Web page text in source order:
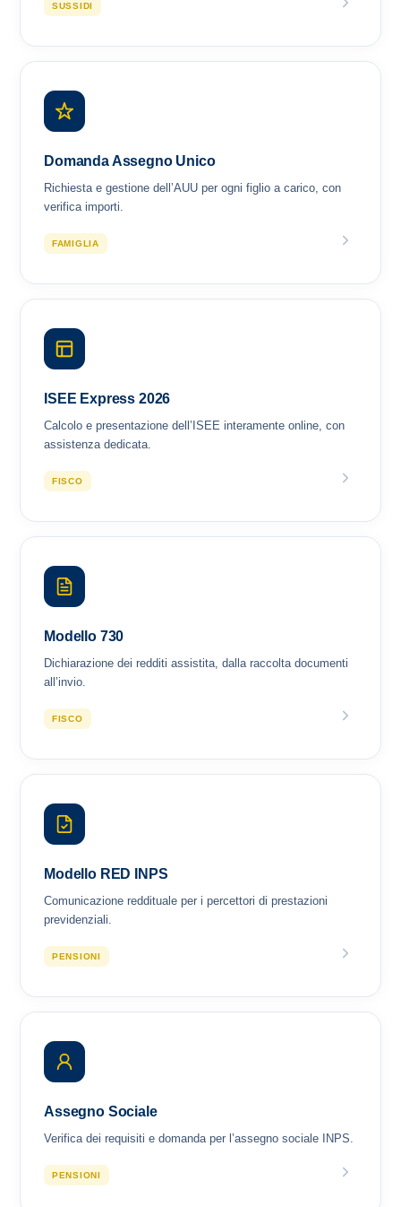
SUSSIDI
Domanda Assegno Unico
Richiesta e gestione dell’AUU per ogni figlio a carico, con
verifica importi.
FAMIGLIA
ISEE Express 2026
Calcolo e presentazione dell’ISEE interamente online, con
assistenza dedicata.
FISCO
Modello 730
Dichiarazione dei redditi assistita, dalla raccolta documenti
all’invio.
FISCO
Modello RED INPS
Comunicazione reddituale per i percettori di prestazioni
previdenziali.
PENSIONI
Assegno Sociale
Verifica dei requisiti e domanda per l’assegno sociale INPS.
PENSIONI